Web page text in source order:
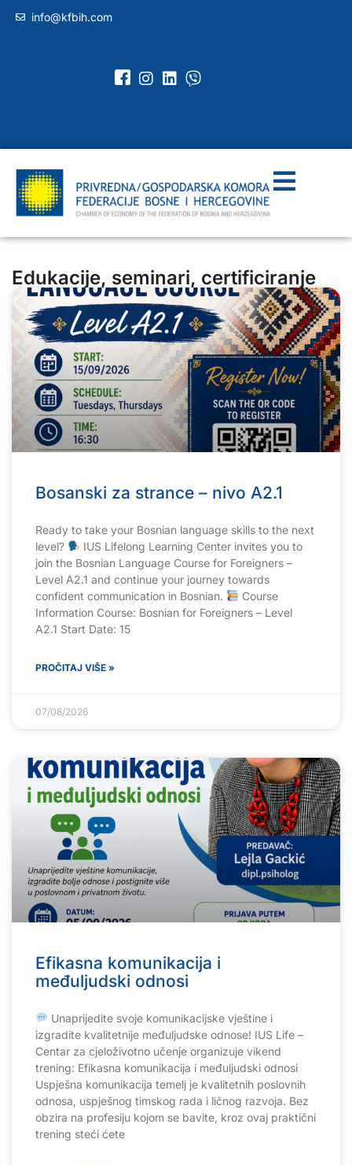
info@kfbih.com
Edukacije, seminari, certificiranje
Bosanski za strance – nivo A2.1
Ready to take your Bosnian language skills to the next
level?
IUS Lifelong Learning Center invites you to
join the Bosnian Language Course for Foreigners –
Level A2.1 and continue your journey towards
confident communication in Bosnian.
Course
Information Course: Bosnian for Foreigners – Level
A2.1 Start Date: 15
PROČITAJ VIŠE »
07/08/2026
Efikasna komunikacija i
međuljudski odnosi
Unaprijedite svoje komunikacijske vještine i
izgradite kvalitetnije međuljudske odnose! IUS Life –
Centar za cjeloživotno učenje organizuje vikend
trening: Efikasna komunikacija i međuljudski odnosi
Uspješna komunikacija temelj je kvalitetnih poslovnih
odnosa, uspješnog timskog rada i ličnog razvoja. Bez
obzira na profesiju kojom se bavite, kroz ovaj praktični
trening steći ćete